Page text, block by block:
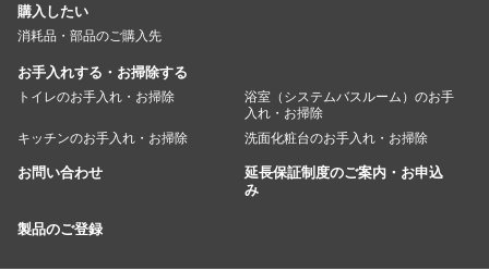
購入したい
消耗品・部品のご購入先
お手入れする・お掃除する
トイレのお手入れ・お掃除
浴室（システムバスルーム）のお手
入れ・お掃除
キッチンのお手入れ・お掃除
洗面化粧台のお手入れ・お掃除
お問い合わせ
延長保証制度のご案内・お申込
み
製品のご登録